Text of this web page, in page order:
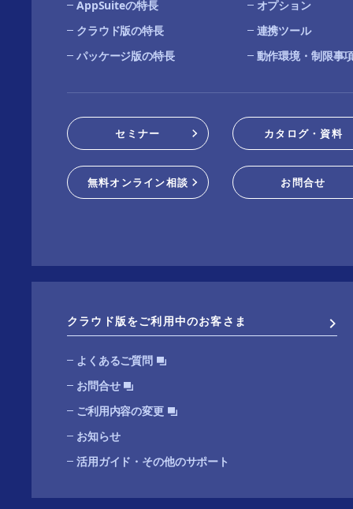
AppSuiteの特長
クラウド版の特長
パッケージ版の特長
オプション
連携ツール
動作環境・制限事
セミナー カタログ・資料
無料オンライン相談 お問合せ
クラウド版をご利用中のお客さま
よくあるご質問
お問合せ
ご利用内容の変更
お知らせ
活用ガイド・その他のサポート